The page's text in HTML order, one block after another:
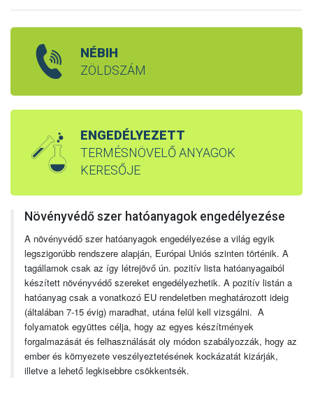
NÉBIH
ZÖLDSZÁM
ENGEDÉLYEZETT
TERMÉSNÖVELŐ ANYAGOK
KERESŐJE
Növényvédő szer hatóanyagok engedélyezése
A növényvédő szer hatóanyagok engedélyezése a világ egyik
legszigorúbb rendszere alapján, Európai Uniós szinten történik. A
tagállamok csak az így létrejövő ún. pozitív lista hatóanyagaiból
készített növényvédő szereket engedélyezhetik. A pozitív listán a
hatóanyag csak a vonatkozó EU rendeletben meghatározott ideig
(általában 7-15 évig) maradhat, utána felül kell vizsgálni. A
folyamatok együttes célja, hogy az egyes készítmények
forgalmazását és felhasználását oly módon szabályozzák, hogy az
ember és környezete veszélyeztetésének kockázatát kizárják,
illetve a lehető legkisebbre csökkentsék.